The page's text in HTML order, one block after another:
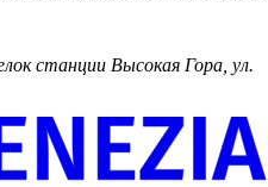
станции Высокая Гора, ул.